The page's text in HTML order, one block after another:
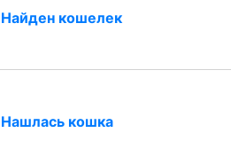
Найден кошелек
Нашлась кошка